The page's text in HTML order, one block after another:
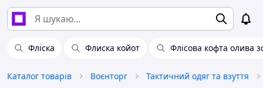
Фліска Флиска койот Флісова кофта олива
Каталог товарів Воєнторг Тактичний одяг та взуття